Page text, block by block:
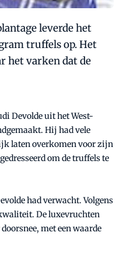
leverde het
truffels op. Het
het varken dat de
Devolde uit het West-
Hij had vele
laten overkomen voor zijn
om de truffels te
had verwacht. Volgens
De luxevruchten
met een waarde